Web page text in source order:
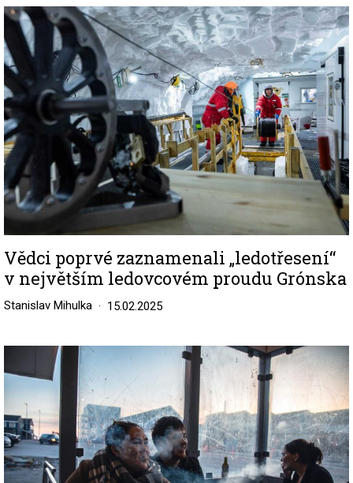
Image
Vědci poprvé zaznamenali „ledotřesení“
v největším ledovcovém proudu Grónska
Stanislav Mihulka 15.02.2025